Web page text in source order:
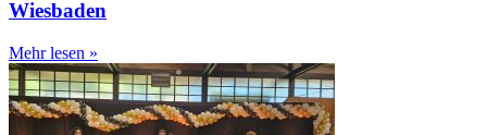
Wiesbaden
Mehr lesen »